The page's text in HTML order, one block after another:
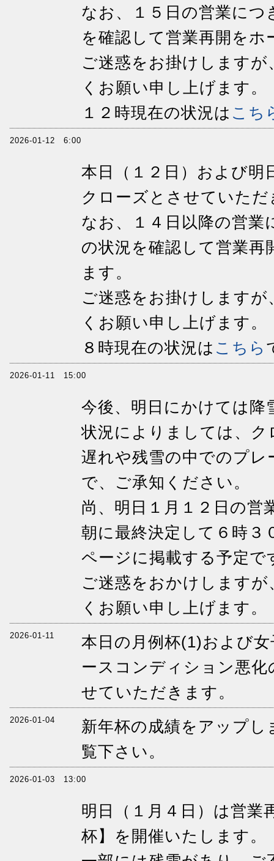
なお、１５日の営業につ
を確認して営業再開を
ご迷惑をお掛けします
くお願い申し上げます。
１２時現在の状況は こち
2026-01-12 6:00
本日（１２日）および明
クローズとさせていただ
なお、１４日以降の営業
の状況を確認して営業再
ます。
ご迷惑をお掛けします
くお願い申し上げます。
８時現在の状況は こちら
2026-01-11 15:00
今後、明日にかけては降
状況によりましては、
遅れや残雪の中でのプ
で、ご承知ください。
尚、明日１月１２日の営
朝に最終決定して６時３
ページに掲載する予定で
ご迷惑をおかけします
くお願い申し上げます。
2026-01-11
本日の月例杯(1)および
ースコンディション悪
せていただきます。
2026-01-04
新年杯の成績をアップし
覧下さい。
2026-01-03 13:00
明日（１月４日）は営業
杯】を開催いたします。